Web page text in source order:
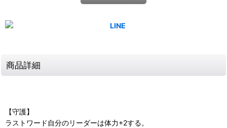
商品詳細
【守護】
ラストワード自分のリーダーは体力+2する。